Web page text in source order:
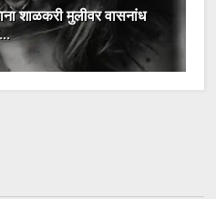
शाळकरी मुलीवर वासनांध